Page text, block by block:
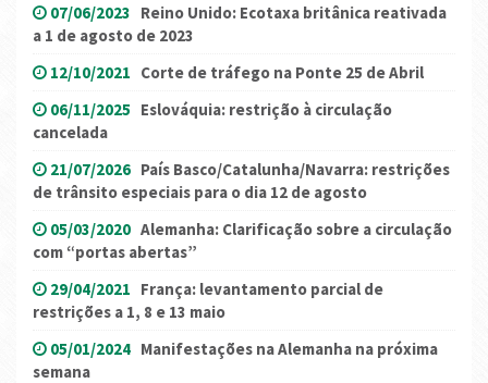
07/06/2023 Reino Unido: Ecotaxa britânica reativada
a 1 de agosto de 2023
12/10/2021 Corte de tráfego na Ponte 25 de Abril
06/11/2025 Eslováquia: restrição à circulação
cancelada
21/07/2026 País Basco/Catalunha/Navarra: restrições
de trânsito especiais para o dia 12 de agosto
05/03/2020 Alemanha: Clarificação sobre a circulação
com “portas abertas”
29/04/2021 França: levantamento parcial de
restrições a 1, 8 e 13 maio
05/01/2024 Manifestações na Alemanha na próxima
semana